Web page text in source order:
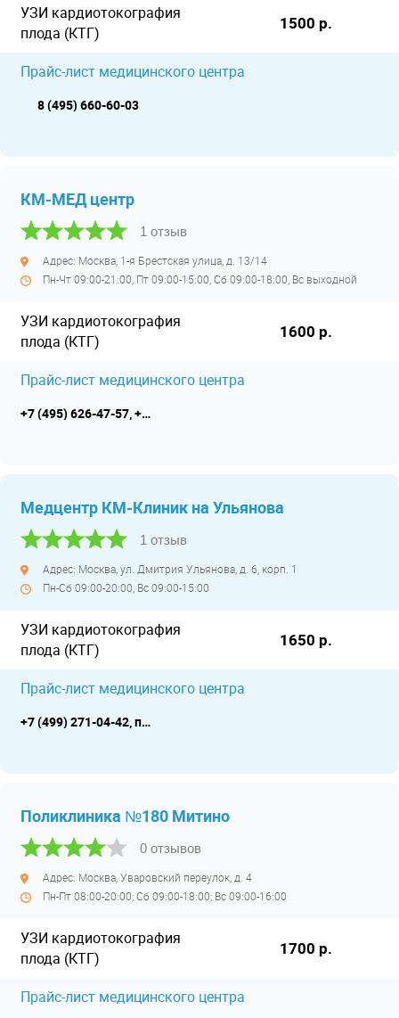
УЗИ кардиотокография
плода (КТГ)
1500 р.
Прайс-лист медицинского центра
8 (495) 660-60-03
КМ-МЕД центр
1 отзыв
Адрес: Москва, 1-я Брестская улица, д. 13/14
Пн-Чт 09:00-21:00, Пт 09:00-15:00, Сб 09:00-18:00, Вс выходной
УЗИ кардиотокография
плода (КТГ)
1600 р.
Прайс-лист медицинского центра
+7 (495) 626-47-57, +7 (495) 626-47-65
Медцентр КМ-Клиник на Ульянова
1 отзыв
Адрес: Москва, ул. Дмитрия Ульянова, д. 6, корп. 1
Пн-Сб 09:00-20:00, Вс 09:00-15:00
УЗИ кардиотокография
плода (КТГ)
1650 р.
Прайс-лист медицинского центра
+7 (499) 271-04-42, прием с 18 лет
Поликлиника №180 Митино
0 отзывов
Адрес: Москва, Уваровский переулок, д. 4
Пн-Пт 08:00-20:00; Сб 09:00-18:00; Вс 09:00-16:00
УЗИ кардиотокография
плода (КТГ)
1700 р.
Прайс-лист медицинского центра